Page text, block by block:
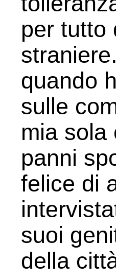
per tutto
quando
sulle
mia sola
panni
felice di
suoi
della